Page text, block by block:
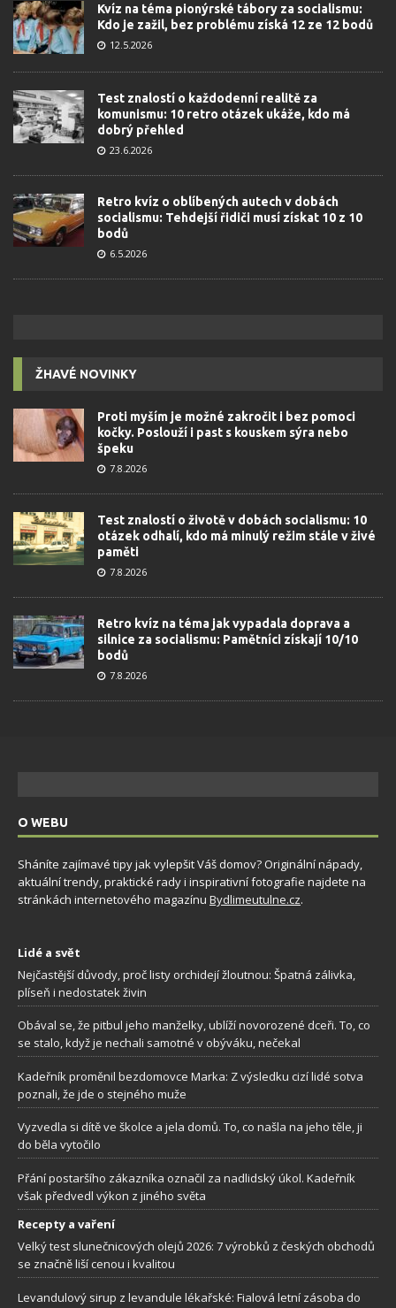
Kvíz na téma pionýrské tábory za socialismu:
Kdo je zažil, bez problému získá 12 ze 12 bodů
12.5.2026
Test znalostí o každodenní realitě za
komunismu: 10 retro otázek ukáže, kdo má
dobrý přehled
23.6.2026
Retro kvíz o oblíbených autech v dobách
socialismu: Tehdejší řidiči musí získat 10 z 10
bodů
6.5.2026
ŽHAVÉ NOVINKY
Proti myším je možné zakročit i bez pomoci
kočky. Poslouží i past s kouskem sýra nebo
špeku
7.8.2026
Test znalostí o životě v dobách socialismu: 10
otázek odhalí, kdo má minulý režim stále v živé
paměti
7.8.2026
Retro kvíz na téma jak vypadala doprava a
silnice za socialismu: Pamětníci získají 10/10
bodů
7.8.2026
O WEBU
Sháníte zajímavé tipy jak vylepšit Váš domov? Originální nápady,
aktuální trendy, praktické rady i inspirativní fotografie najdete na
stránkách internetového magazínu Bydlimeutulne.cz.
Lidé a svět
Nejčastější důvody, proč listy orchidejí žloutnou: Špatná zálivka,
plíseň i nedostatek živin
Obával se, že pitbul jeho manželky, ublíží novorozené dceři. To, co
se stalo, když je nechali samotné v obýváku, nečekal
Kadeřník proměnil bezdomovce Marka: Z výsledku cizí lidé sotva
poznali, že jde o stejného muže
Vyzvedla si dítě ve školce a jela domů. To, co našla na jeho těle, ji
do běla vytočilo
Přání postaršího zákazníka označil za nadlidský úkol. Kadeřník
však předvedl výkon z jiného světa
Recepty a vaření
Velký test slunečnicových olejů 2026: 7 výrobků z českých obchodů
se značně liší cenou i kvalitou
Levandulový sirup z levandule lékařské: Fialová letní zásoba do